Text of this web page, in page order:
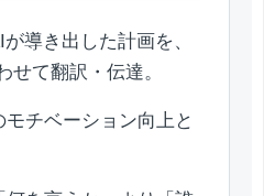
が導き出した計画を、
せて翻訳・伝達。
モチベーション向上と